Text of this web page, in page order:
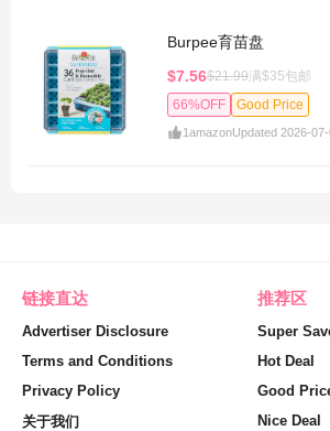
Burpee育苗盘
$7.56$21.99满$35包邮
66%OFF
Good Price
1amazonUpdated 2026-07-
链接直达
Advertiser Disclosure
Terms and Conditions
Privacy Policy
关于我们
推荐区
Super
Hot Deal
Good
Nice Deal